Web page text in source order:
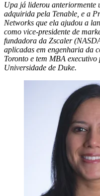
Upa já liderou anteriormente
adquirida pela Tenable, e a
Networks que ela ajudou a
como vice-presidente de
fundadora da Zscaler
aplicadas em engenharia da
Toronto e tem MBA
Universidade de Duke.